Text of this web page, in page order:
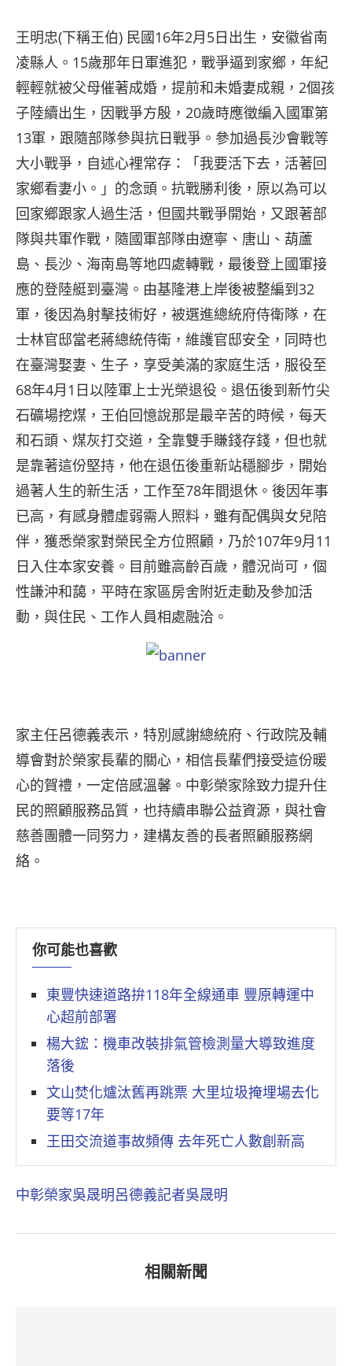
王明忠(下稱王伯) 民國16年2月5日出生，安徽省南
凌縣人。15歲那年日軍進犯，戰爭逼到家鄉，年紀
輕輕就被父母催著成婚，提前和未婚妻成親，2個孩
子陸續出生，因戰爭方殷，20歲時應徵編入國軍第
13軍，跟隨部隊參與抗日戰爭。參加過長沙會戰等
大小戰爭，自述心裡常存：「我要活下去，活著回
家鄉看妻小。」的念頭。抗戰勝利後，原以為可以
回家鄉跟家人過生活，但國共戰爭開始，又跟著部
隊與共軍作戰，隨國軍部隊由遼寧、唐山、葫蘆
島、長沙、海南島等地四處轉戰，最後登上國軍接
應的登陸艇到臺灣。由基隆港上岸後被整編到32
軍，後因為射擊技術好，被選進總統府侍衛隊，在
士林官邸當老蔣總統侍衛，維護官邸安全，同時也
在臺灣娶妻、生子，享受美滿的家庭生活，服役至
68年4月1日以陸軍上士光榮退役。退伍後到新竹尖
石礦場挖煤，王伯回憶說那是最辛苦的時候，每天
和石頭、煤灰打交道，全靠雙手賺錢存錢，但也就
是靠著這份堅持，他在退伍後重新站穩腳步，開始
過著人生的新生活，工作至78年間退休。後因年事
已高，有感身體虛弱需人照料，雖有配偶與女兒陪
伴，獲悉榮家對榮民全方位照顧，乃於107年9月11
日入住本家安養。目前雖高齡百歲，體況尚可，個
性謙沖和藹，平時在家區房舍附近走動及參加活
動，與住民、工作人員相處融洽。
家主任呂德義表示，特別感謝總統府、行政院及輔
導會對於榮家長輩的關心，相信長輩們接受這份暖
心的賀禮，一定倍感溫馨。中彰榮家除致力提升住
民的照顧服務品質，也持續串聯公益資源，與社會
慈善團體一同努力，建構友善的長者照顧服務網
絡。
你可能也喜歡
東豐快速道路拚118年全線通車 豐原轉運中
心超前部署
楊大鋐：機車改裝排氣管檢測量大導致進度
落後
文山焚化爐汰舊再跳票 大里垃圾掩埋場去化
要等17年
王田交流道事故頻傳 去年死亡人數創新高
中彰榮家吳晟明呂德義記者吳晟明
相關新聞